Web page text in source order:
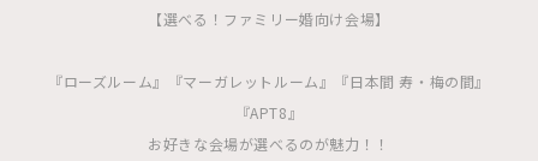
【選べる！ファミリー婚向け会場】
『ローズルーム』『マーガレットルーム』『日本間 寿・梅の間』
『APT8』
お好きな会場が選べるのが魅力！！